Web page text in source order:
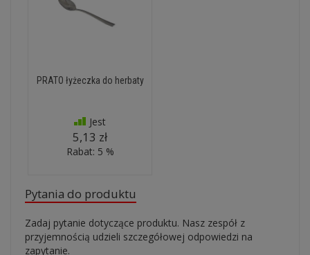
PRATO łyżeczka do herbaty
Jest
5,13 zł
Rabat: 5 %
Pytania do produktu
Zadaj pytanie dotyczące produktu. Nasz zespół z
przyjemnością udzieli szczegółowej odpowiedzi na
zapytanie.